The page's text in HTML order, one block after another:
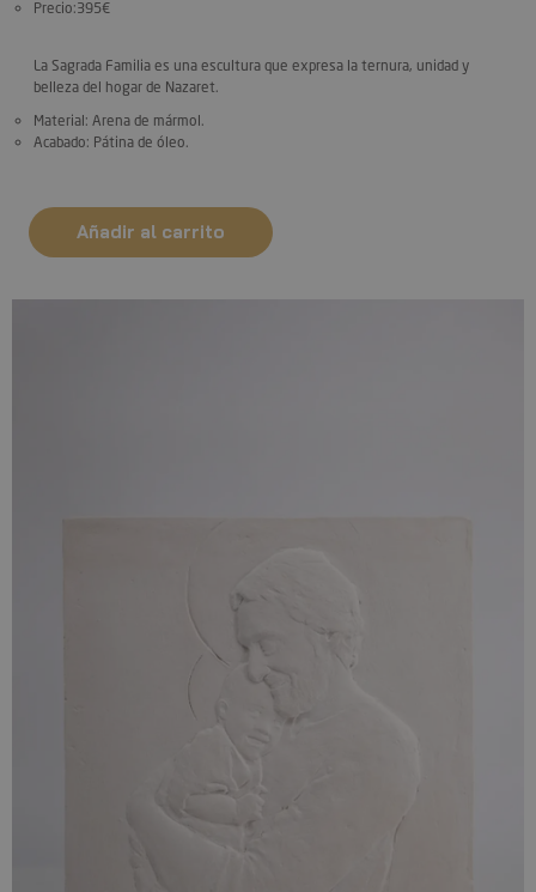
Precio:395€
La Sagrada Familia es una escultura que expresa la ternura, unidad y
belleza del hogar de Nazaret.
Material: Arena de mármol.
Acabado: Pátina de óleo.
Añadir al carrito